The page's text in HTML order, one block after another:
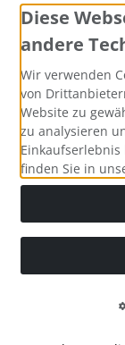
Social Media
Diese
andere
Wir verwenden
von
Website zu
zu analysieren
finden Sie in